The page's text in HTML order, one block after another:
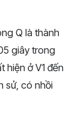
Q là thành
giây trong
hiện ở V1 đến
sử, có nhồi